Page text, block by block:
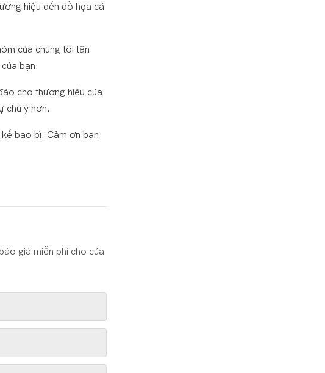
hiệu đến đồ họa cá
của chúng tôi tận
bạn.
cho thương hiệu của
chú ý hơn.
bao bì. Cảm ơn bạn
giá miễn phí cho của